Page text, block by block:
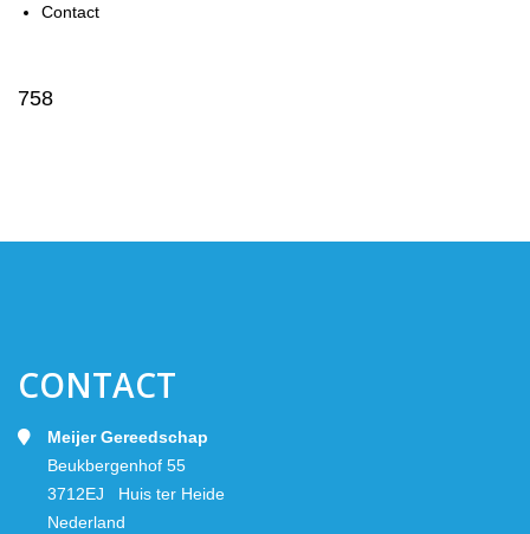
Contact
758
CONTACT
Meijer Gereedschap
Beukbergenhof 55
3712EJ Huis ter Heide
Nederland